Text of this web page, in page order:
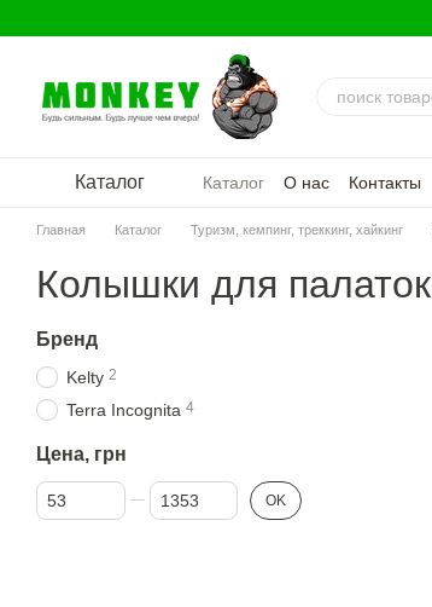
Каталог Каталог О нас Контакты
Главная Каталог Туризм, кемпинг, треккинг, хайкинг
Колышки для палаток
Бренд
Kelty 2
Terra Incognita 4
Цена, грн
От Цена, грн
До Цена, грн OK